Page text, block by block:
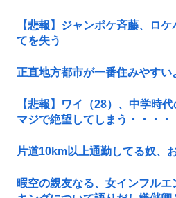
【悲報】ジャンポケ斉藤、ロ
てを失う
正直地方都市が一番住みやすい
【悲報】ワイ（28）、中学時
マジで絶望してしまう・・・・
片道10km以上通勤してる奴、
暇空の親友なる、女インフル